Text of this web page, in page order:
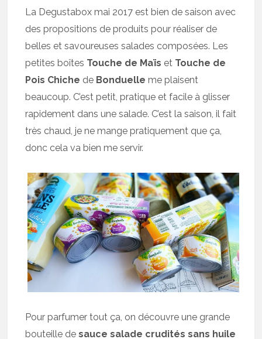
La Degustabox mai 2017 est bien de saison avec
des propositions de produits pour réaliser de
belles et savoureuses salades composées. Les
petites boîtes Touche de Maïs et Touche de
Pois Chiche de Bonduelle me plaisent
beaucoup. C’est petit, pratique et facile à glisser
rapidement dans une salade. C’est la saison, il fait
très chaud, je ne mange pratiquement que ça,
donc cela va bien me servir.
Pour parfumer tout ça, on découvre une grande
bouteille desauce salade crudités sans huile